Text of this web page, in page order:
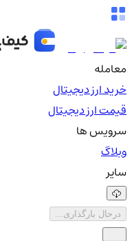
معامله
خرید ارز دیجیتال
قیمت ارز دیجیتال
سرویس ها
وبلاگ
سایر
درحال بارگذاری...